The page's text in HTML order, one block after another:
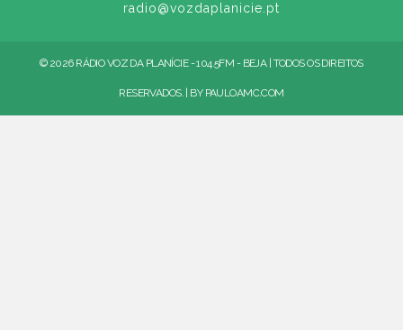
radio@vozdaplanicie.pt
© 2026 RÁDIO VOZ DA PLANÍCIE - 104.5FM - BEJA | TODOS OS DIREITOS
RESERVADOS. | BY PAULOAMC.COM